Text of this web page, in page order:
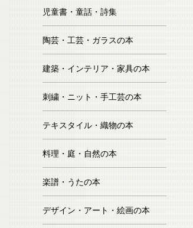
児童書・童話・詩集
陶芸・工芸・ガラスの本
建築・インテリア・家具の本
刺繍・ニット・手工芸の本
テキスタイル・織物の本
料理・庭・自然の本
楽譜・うたの本
デザイン・アート・絵画の本